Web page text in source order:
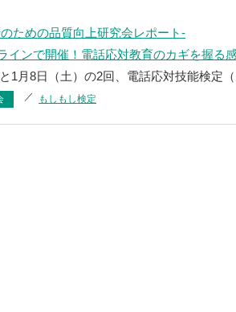
ための品質向上研究会レポート‐
インで開催！電話応対教育のカギを握る
1月8日（土）の2回、電話応対技能検定
もしもし検定